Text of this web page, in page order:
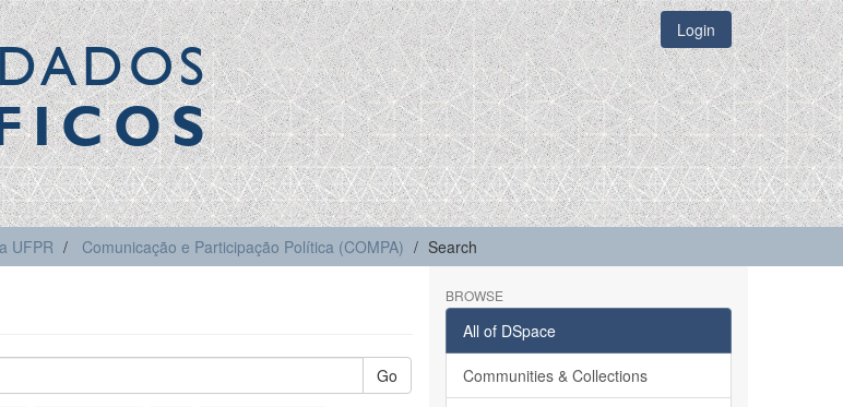
Login
UFPR Comunicação e Participação Política (COMPA) Search
Go
BROWSE
All of DSpace
Communities & Collections